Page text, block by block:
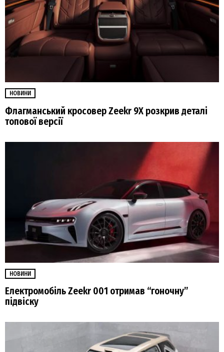
НОВИНИ
Флагманський кросовер Zeekr 9Х розкрив деталі
топової версії
НОВИНИ
Електромобіль Zeekr 001 отримав “гоночну”
підвіску